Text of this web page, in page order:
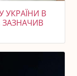
УКРАЇНИ В